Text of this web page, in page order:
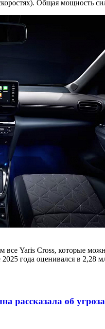
Общая мощность
Yaris Cross, которые
года оценивался в 2,28
рассказала об